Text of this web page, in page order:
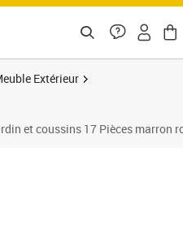
Extérieur
et coussins 17 Pièces marron